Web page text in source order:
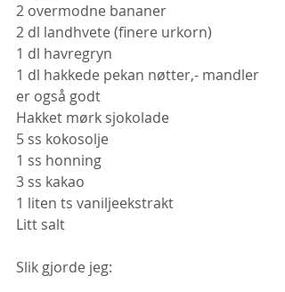
2 overmodne bananer
2 dl landhvete (finere urkorn)
1 dl havregryn
1 dl hakkede pekan nøtter,- mandler
er også godt
Hakket mørk sjokolade
5 ss kokosolje
1 ss honning
3 ss kakao
1 liten ts vaniljeekstrakt
Litt salt
Slik gjorde jeg: